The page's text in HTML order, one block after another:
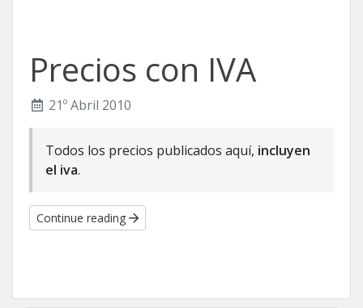
Precios con IVA
21º Abril 2010
Todos los precios publicados aquí, incluyen
el iva.
Continue reading